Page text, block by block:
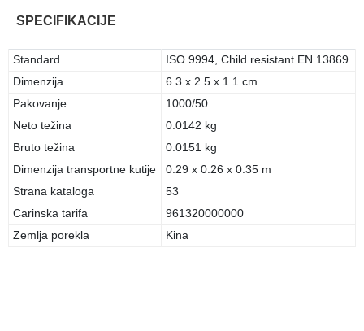
SPECIFIKACIJE
Standard
ISO 9994, Child resistant EN 13869
Dimenzija
6.3 x 2.5 x 1.1 cm
Pakovanje
1000/50
Neto težina
0.0142 kg
Bruto težina
0.0151 kg
Dimenzija transportne kutije
0.29 x 0.26 x 0.35 m
Strana kataloga
53
Carinska tarifa
961320000000
Zemlja porekla
Kina